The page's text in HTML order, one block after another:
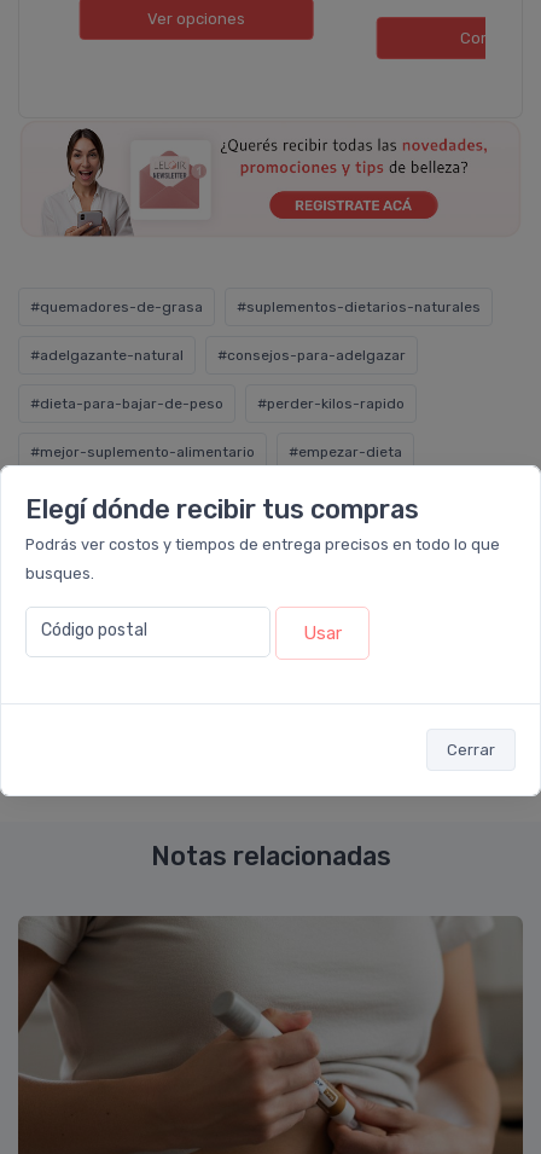
Elegí dónde recibir tus compras
Podrás ver costos y tiempos de entrega precisos en todo lo que
busques.
Código postal Usar
Cerrar
Ver opciones
Comprar
#quemadores-de-grasa #suplementos-dietarios-naturales
#adelgazante-natural #consejos-para-adelgazar
#dieta-para-bajar-de-peso #perder-kilos-rapido
#mejor-suplemento-alimentario #empezar-dieta
#para-que-sirve #como-se-toma #satial-food
#pastillas #polvo
Compartir:
Notas relacionadas